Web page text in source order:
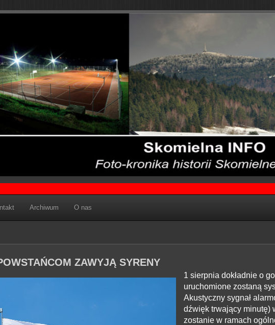
Archiwum O nas
ZAWYJĄ SYRENY
1 sierpnia dokładnie o
uruchomione zostaną
Akustyczny sygnał
dźwięk trwający minutę)
zostanie w ramach